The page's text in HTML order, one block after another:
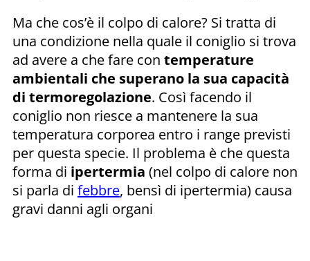
Ma che cos’è il colpo di calore? Si tratta di
una condizione nella quale il coniglio si trova
ad avere a che fare con temperature
ambientali che superano la sua capacità
di termoregolazione. Così facendo il
coniglio non riesce a mantenere la sua
temperatura corporea entro i range previsti
per questa specie. Il problema è che questa
forma di ipertermia (nel colpo di calore non
si parla di febbre, bensì di ipertermia) causa
gravi danni agli organi